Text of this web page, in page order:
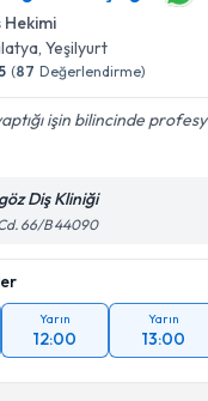
verilerimin işlenmesine
Hekimi
, Yeşilyurt
(87 Değerlendirme)
işin bilincinde
Diş Kliniği
66/B 44090
Yarın
12:00
Yarın
13:00